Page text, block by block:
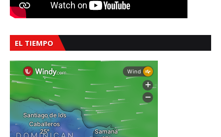
EL TIEMPO